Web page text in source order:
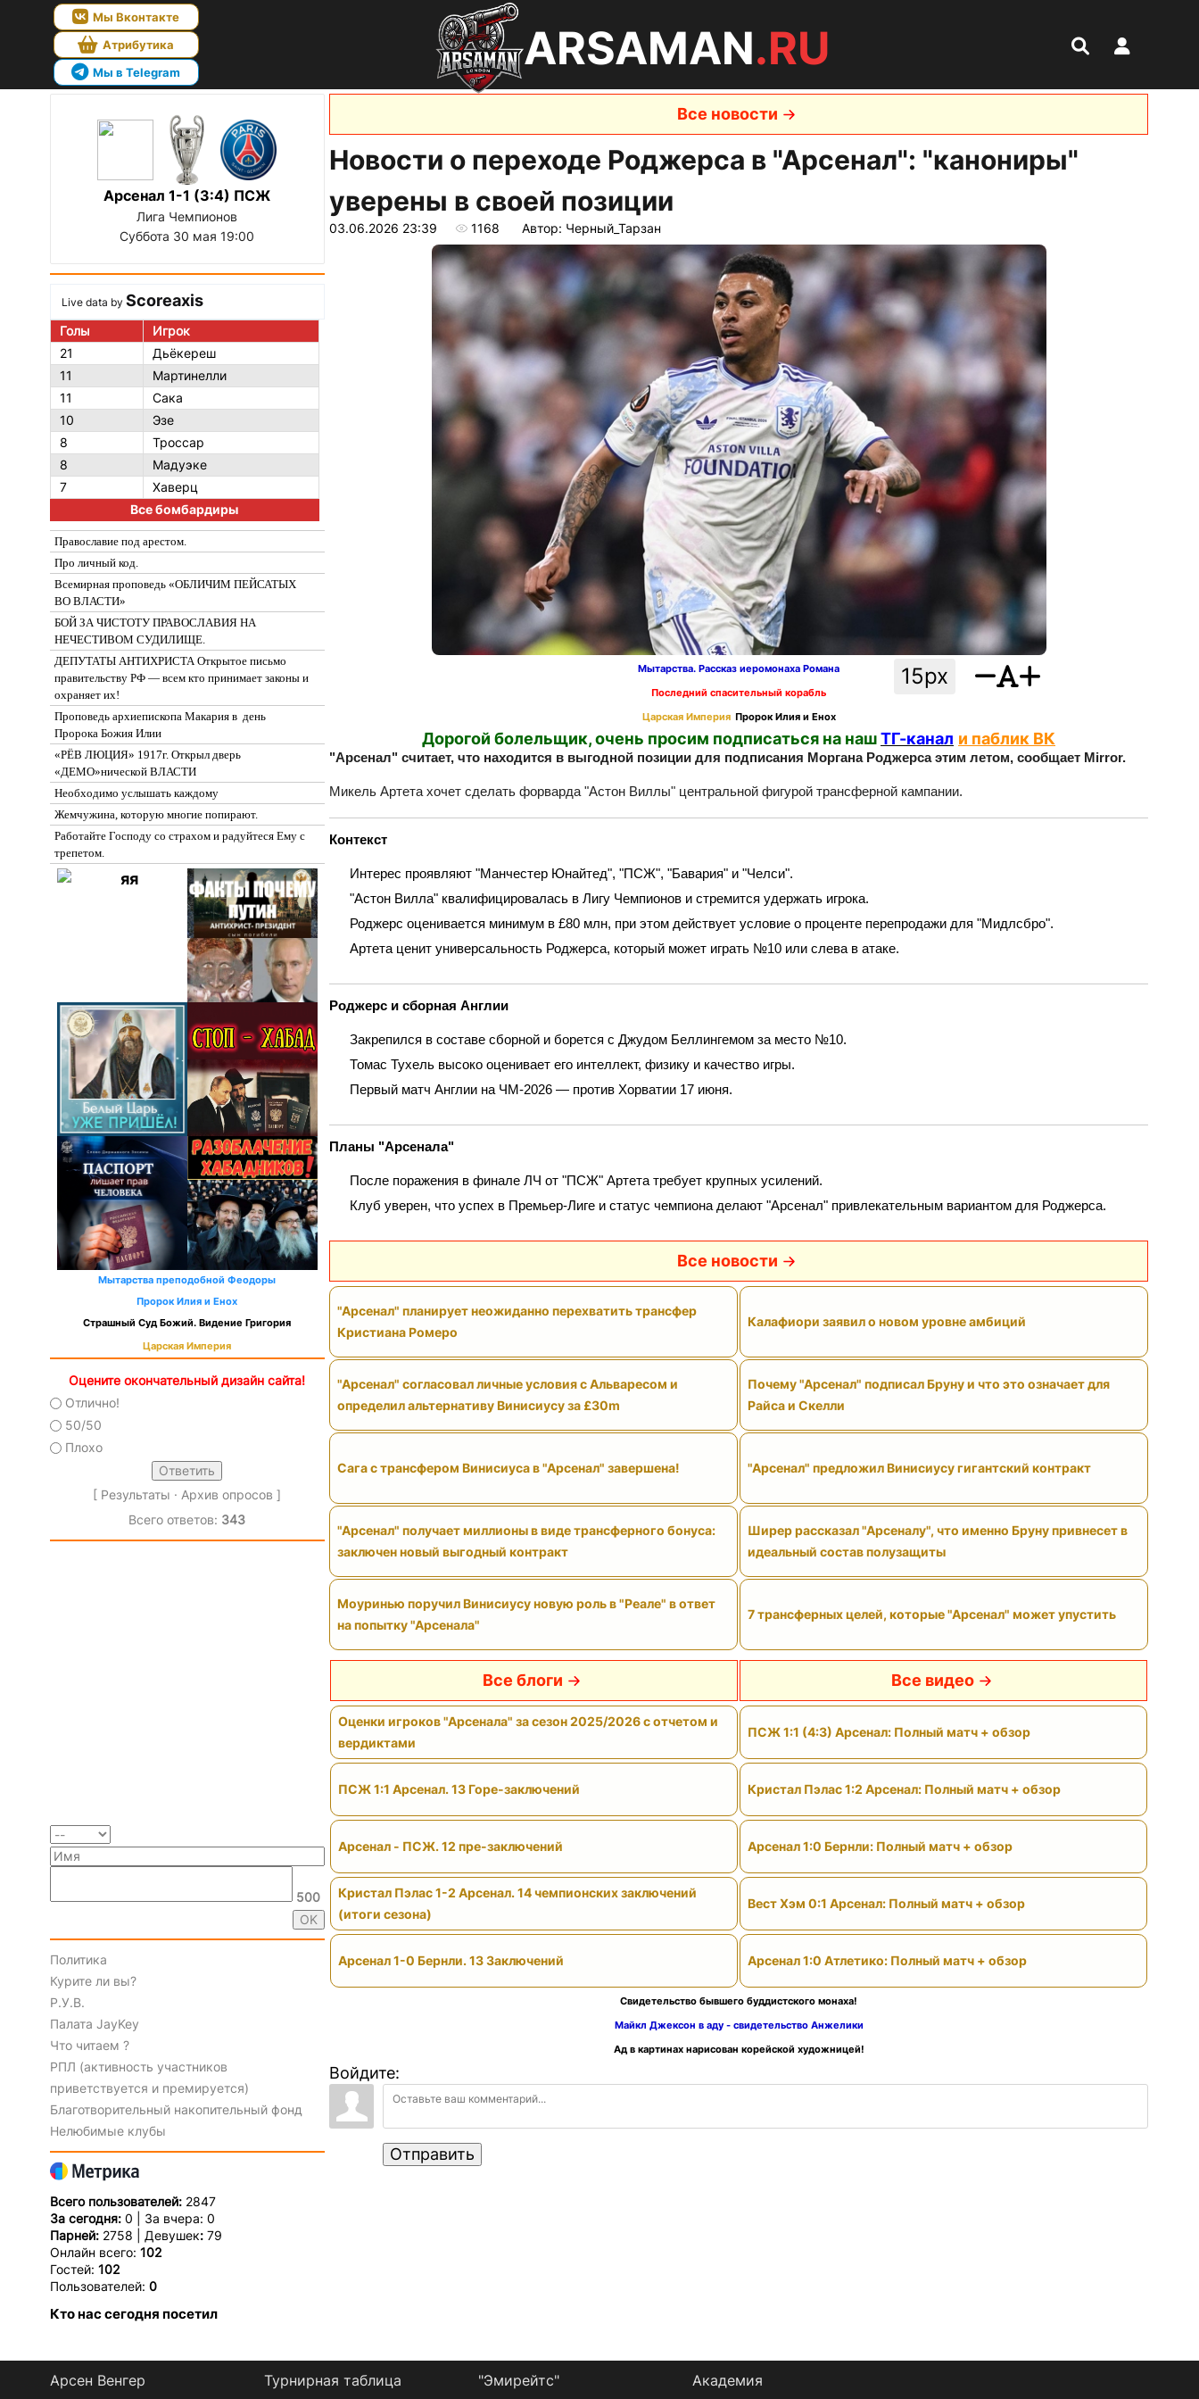
Мы Вконтакте
Атрибутика
Мы в Telegram
ARSAMAN.RU
Арсенал 1-1 (3:4) ПСЖ
Лига Чемпионов
Суббота 30 мая 19:00
Live data by Scoreaxis
Голы
Игрок
21
Дьёкереш
11
Мартинелли
11
Сака
10
Эзе
8
Троссар
8
Мадуэке
7
Хаверц
Все бомбардиры
Православие под арестом.
Про личный код.
Всемирная проповедь «ОБЛИЧИМ ПЕЙСАТЫХ
ВО ВЛАСТИ»
БОЙ ЗА ЧИСТОТУ ПРАВОСЛАВИЯ НА
НЕЧЕСТИВОМ СУДИЛИЩЕ.
ДЕПУТАТЫ АНТИХРИСТА Открытое письмо
правительству РФ — всем кто принимает законы и
охраняет их!
Проповедь архиепископа Макария в день
Пророка Божия Илии
«РЁВ ЛЮЦИЯ» 1917г. Открыл дверь
«ДЕМО»нической ВЛАСТИ
Необходимо услышать каждому
Жемчужина, которую многие попирают.
Работайте Господу со страхом и радуйтеся Ему с
трепетом.
Мытарства преподобной Феодоры
Пророк Илия и Енох
Страшный Суд Божий. Видение Григория
Царская Империя
Оцените окончательный дизайн сайта!
Отлично!
50/50
Плохо
[ Результаты · Архив опросов ]
Всего ответов: 343
500
Политика
Курите ли вы?
Р.У.В.
Палата JayKey
Что читаем ?
РПЛ (активность участников
приветствуется и премируется)
Благотворительный накопительный фонд
Нелюбимые клубы
Всего пользователей: 2847
За сегодня: 0 | За вчера: 0
Парней: 2758 | Девушек:79
Онлайн всего: 102
Гостей: 102
Пользователей: 0
Кто нас сегодня посетил
Все новости
Новости о переходе Роджерса в "Арсенал": "канониры"
уверены в своей позиции
03.06.2026 23:39 1168 Автор: Черный_Тарзан
15px
Мытарства. Рассказ иеромонаха Романа
Последний спасительный корабль
Царская Империя Пророк Илия и Енох
Дорогой болельщик, очень просим подписаться на нашТГ-канал и паблик ВК
"Арсенал" считает, что находится в выгодной позиции для подписания Моргана Роджерса этим летом, сообщает Mirror.
Микель Артета хочет сделать форварда "Астон Виллы" центральной фигурой трансферной кампании.
Контекст
Интерес проявляют "Манчестер Юнайтед", "ПСЖ", "Бавария" и "Челси".
"Астон Вилла" квалифицировалась в Лигу Чемпионов и стремится удержать игрока.
Роджерс оценивается минимум в £80 млн, при этом действует условие о проценте перепродажи для "Мидлсбро".
Артета ценит универсальность Роджерса, который может играть №10 или слева в атаке.
Роджерс и сборная Англии
Закрепился в составе сборной и борется с Джудом Беллингемом за место №10.
Томас Тухель высоко оценивает его интеллект, физику и качество игры.
Первый матч Англии на ЧМ‑2026 — против Хорватии 17 июня.
Планы "Арсенала"
После поражения в финале ЛЧ от "ПСЖ" Артета требует крупных усилений.
Клуб уверен, что успех в Премьер‑Лиге и статус чемпиона делают "Арсенал" привлекательным вариантом для Роджерса.
Все новости
"Арсенал" планирует неожиданно перехватить трансфер
Кристиана Ромеро
Калафиори заявил о новом уровне амбиций
"Арсенал" согласовал личные условия с Альваресом и
определил альтернативу Винисиусу за £30m
Почему "Арсенал" подписал Бруну и что это означает для
Райса и Скелли
Сага с трансфером Винисиуса в "Арсенал" завершена! "Арсенал" предложил Винисиусу гигантский контракт
"Арсенал" получает миллионы в виде трансферного бонуса:
заключен новый выгодный контракт
Ширер рассказал "Арсеналу", что именно Бруну привнесет в
идеальный состав полузащиты
Моуринью поручил Винисиусу новую роль в "Реале" в ответ
на попытку "Арсенала"
7 трансферных целей, которые "Арсенал" может упустить
Все блоги
Оценки игроков "Арсенала" за сезон 2025/2026 с отчетом и
вердиктами
ПСЖ 1:1 Арсенал. 13 Горе-заключений
Арсенал - ПСЖ. 12 пре-заключений
Кристал Пэлас 1-2 Арсенал. 14 чемпионских заключений
(итоги сезона)
Арсенал 1-0 Бернли. 13 Заключений
Все видео
ПСЖ 1:1 (4:3) Арсенал: Полный матч + обзор
Кристал Пэлас 1:2 Арсенал: Полный матч + обзор
Арсенал 1:0 Бернли: Полный матч + обзор
Вест Хэм 0:1 Арсенал: Полный матч + обзор
Арсенал 1:0 Атлетико: Полный матч + обзор
Свидетельство бывшего буддистского монаха!
Майкл Джексон в аду - свидетельство Анжелики
Ад в картинах нарисован корейской художницей!
Войдите:
Отправить
Арсен Венгер Турнирная таблица "Эмирейтс" Академия